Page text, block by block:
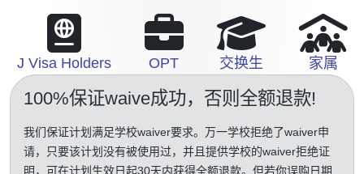
J Visa Holders OPT 交换生 家属
100%保证waive成功，否则全额退款!
我们保证计划满足学校waiver要求。万一学校拒绝了waiver申
请，只要该计划没有被使用过，并且提供学校的waiver拒绝证
明，可在计划生效日起30天内获得全额退款。但若你误购日期